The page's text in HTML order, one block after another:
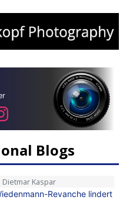
Blogs
Dietmar Kaspar
Revanche lindert